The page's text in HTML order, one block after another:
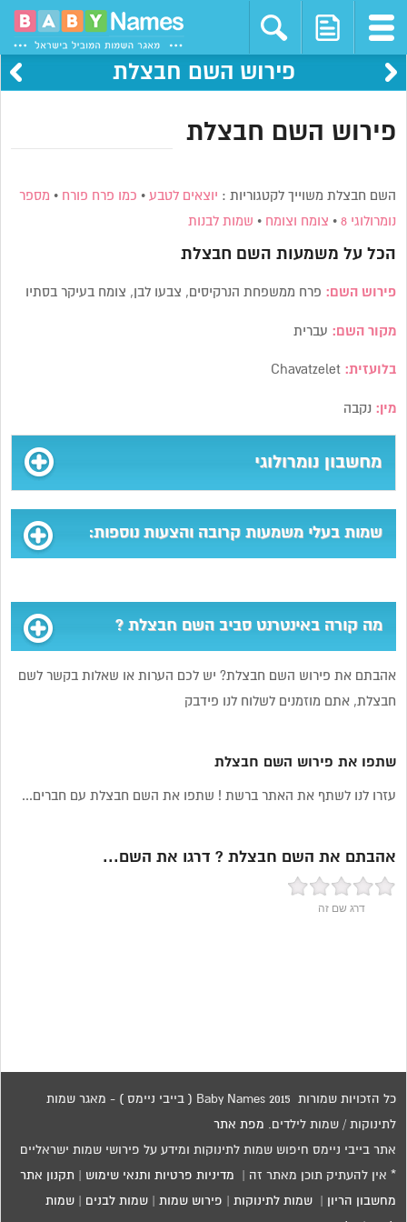
פירוש השם חבצלת
פירוש השם חבצלת
השם חבצלת משוייך לקטגוריות : יוצאים לטבע • כמו פרח פורח • מספר
נומרולוגי 8 • צומח וצומח • שמות לבנות
הכל על משמעות השם חבצלת
פירוש השם: פרח ממשפחת הנרקיסים, צבעו לבן, צומח בעיקר בסתיו
מקור השם: עברית
בלועזית: Chavatzelet
מין: נקבה
מחשבון נומרולוגי
שמות בעלי משמעות קרובה והצעות נוספות:
מה קורה באינטרנט סביב השם חבצלת ?
אהבתם את פירוש השם חבצלת? יש לכם הערות או שאלות בקשר לשם
חבצלת, אתם מוזמנים לשלוח לנו פידבק
שתפו את פירוש השם חבצלת
עזרו לנו לשתף את האתר ברשת ! שתפו את השם חבצלת עם חברים...
אהבתם את השם חבצלת ? דרגו את השם...
דרג שם זה
כל הזכויות שמורות 2015 Baby Names ( בייבי ניימס ) - מאגר שמות
לתינוקות / שמות לילדים. מפת אתר
אתר בייבי ניימס חיפוש שמות לתינוקות ומידע על פירושי שמות ישראליים
* אין להעתיק תוכן מאתר זה | מדיניות פרטיות ותנאי שימוש תקנון אתר
מחשבון הריון |שמות לתינוקות פירוש שמות |שמות לבנים |שמות